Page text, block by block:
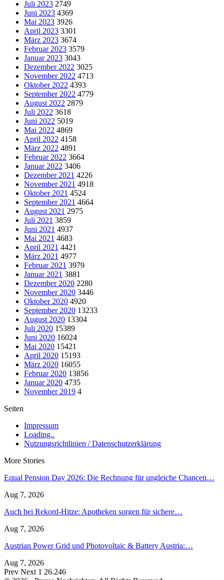
Juli 2023 2749
Juni 2023 4369
Mai 2023 3926
April 2023 3301
März 2023 3674
Februar 2023 3579
Januar 2023 3043
Dezember 2022 3025
November 2022 4713
Oktober 2022 4393
September 2022 4779
August 2022 2879
Juli 2022 3618
Juni 2022 5019
Mai 2022 4869
April 2022 4158
März 2022 4891
Februar 2022 3664
Januar 2022 3406
Dezember 2021 4226
November 2021 4918
Oktober 2021 4524
September 2021 4664
August 2021 2975
Juli 2021 3859
Juni 2021 4937
Mai 2021 4683
April 2021 4421
März 2021 4977
Februar 2021 3979
Januar 2021 3881
Dezember 2020 2280
November 2020 3446
Oktober 2020 4920
September 2020 13233
August 2020 13304
Juli 2020 15389
Juni 2020 16024
Mai 2020 15421
April 2020 15193
März 2020 16055
Februar 2020 13856
Januar 2020 4735
November 2019 4
Seiten
Impressum
Loading..
Nutzungsrichtlinien / Datenschutzerklärung
More Stories
Equal Pension Day 2026: Die Rechnung für ungleiche Chancen…
Aug 7, 2026
Auch bei Rekord-Hitze: Apotheken sorgen für sichere…
Aug 7, 2026
Austrian Power Grid und Photovoltaic & Battery Austria:…
Aug 7, 2026
Prev Next 1 26.246